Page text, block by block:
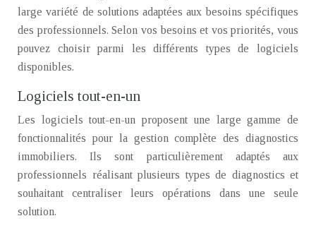
large variété de solutions adaptées aux besoins spécifiques
des professionnels. Selon vos besoins et vos priorités, vous
pouvez choisir parmi les différents types de logiciels
disponibles.
Logiciels tout-en-un
Les logiciels tout-en-un proposent une large gamme de
fonctionnalités pour la gestion complète des diagnostics
immobiliers. Ils sont particulièrement adaptés aux
professionnels réalisant plusieurs types de diagnostics et
souhaitant centraliser leurs opérations dans une seule
solution.